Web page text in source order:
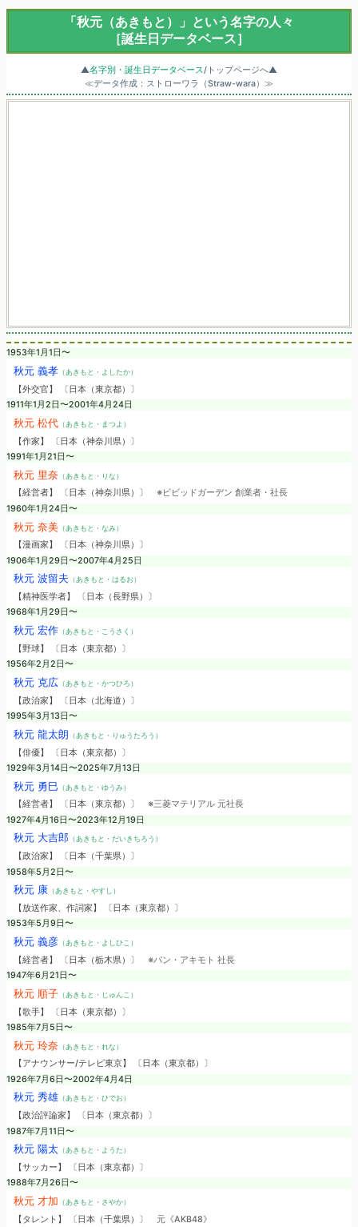
「秋元（あきもと）」という名字の人々
［誕生日データベース］
▲名字別・誕生日データベース/トップページへ▲
≪データ作成：ストローワラ（Straw-wara）≫
1953年1月1日〜
秋元 義孝（あきもと・よしたか）
【外交官】 〔日本（東京都）〕
1911年1月2日〜2001年4月24日
秋元 松代（あきもと・まつよ）
【作家】 〔日本（神奈川県）〕
1991年1月21日〜
秋元 里奈（あきもと・りな）
【経営者】 〔日本（神奈川県）〕 ※ビビッドガーデン 創業者・社長
1960年1月24日〜
秋元 奈美（あきもと・なみ）
【漫画家】 〔日本（神奈川県）〕
1906年1月29日〜2007年4月25日
秋元 波留夫 （あきもと・はるお）
【精神医学者】 〔日本（長野県）〕
1968年1月29日〜
秋元 宏作（あきもと・こうさく）
【野球】 〔日本（東京都）〕
1956年2月2日〜
秋元 克広 （あきもと・かつひろ）
【政治家】 〔日本（北海道）〕
1995年3月13日〜
秋元 龍太朗 （あきもと・りゅうたろう）
【俳優】 〔日本（東京都）〕
1929年3月14日〜2025年7月13日
秋元 勇巳 （あきもと・ゆうみ）
【経営者】 〔日本（東京都）〕 ※三菱マテリアル 元社長
1927年4月16日〜2023年12月19日
秋元 大吉郎（あきもと・だいきちろう）
【政治家】 〔日本（千葉県）〕
1958年5月2日〜
秋元 康（あきもと・やすし）
【放送作家、作詞家】 〔日本（東京都）〕
1953年5月9日〜
秋元 義彦（あきもと・よしひこ）
【経営者】 〔日本（栃木県）〕 ※パン・アキモト 社長
1947年6月21日〜
秋元 順子（あきもと・じゅんこ）
【歌手】 〔日本（東京都）〕
1985年7月5日〜
秋元 玲奈（あきもと・れな）
【アナウンサー/テレビ東京】 〔日本（東京都）〕
1926年7月6日〜2002年4月4日
秋元 秀雄（あきもと・ひでお）
【政治評論家】 〔日本（東京都）〕
1987年7月11日〜
秋元 陽太（あきもと・ようた）
【サッカー】 〔日本（東京都）〕
1988年7月26日〜
秋元 才加 （あきもと・さやか）
【タレント】 〔日本（千葉県）〕 元《AKB48》